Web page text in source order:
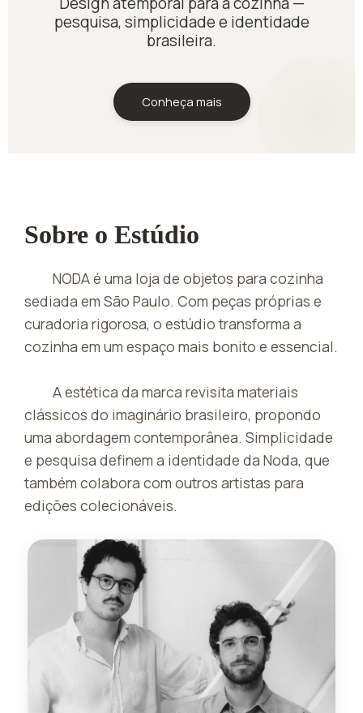
pesquisa, simplicidade e identidade
brasileira.
Conheça mais
Sobre o Estúdio
NODA é uma loja de objetos para cozinha
sediada em São Paulo. Com peças próprias e
curadoria rigorosa, o estúdio transforma a
cozinha em um espaço mais bonito e essencial.
A estética da marca revisita materiais
clássicos do imaginário brasileiro, propondo
uma abordagem contemporânea. Simplicidade
e pesquisa definem a identidade da Noda, que
também colabora com outros artistas para
edições colecionáveis.